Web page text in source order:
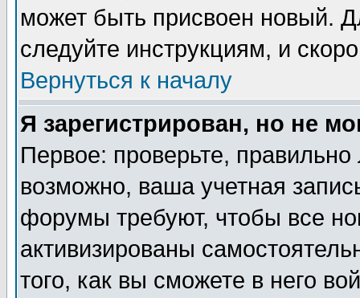
может быть присвоен новый.
следуйте инструкциям, и
Вернуться к началу
Я зарегистрирован, но не
Первое: проверьте,
возможно, ваша учетная
форумы требуют, чтобы все
активизированы
того, как вы сможете в него